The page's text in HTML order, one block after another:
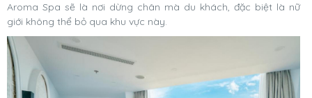
Aroma Spa sẽ là nơi dừng chân mà du khách, đặc biệt là nữ
giới không thể bỏ qua khu vực này.